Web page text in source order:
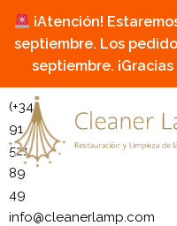
¡Atención!
septiembre. Los
septiembre.
(+34)
91
521
89
49
info@cleanerlamp.com